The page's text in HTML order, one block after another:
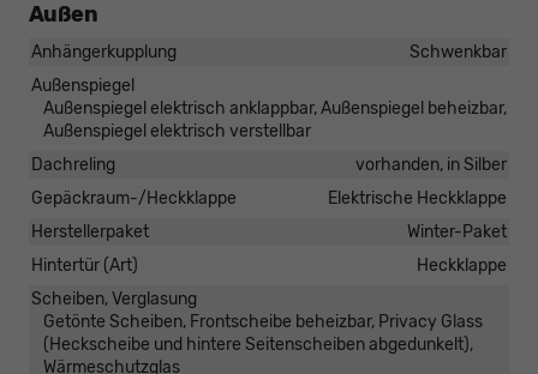
Außen
Anhängerkupplung
Schwenkbar
Außenspiegel
Außenspiegel elektrisch anklappbar, Außenspiegel beheizbar,
Außenspiegel elektrisch verstellbar
Dachreling
vorhanden, in Silber
Gepäckraum-/Heckklappe
Elektrische Heckklappe
Herstellerpaket
Winter-Paket
Hintertür (Art)
Heckklappe
Scheiben, Verglasung
Getönte Scheiben, Frontscheibe beheizbar, Privacy Glass
(Heckscheibe und hintere Seitenscheiben abgedunkelt),
Wärmeschutzglas